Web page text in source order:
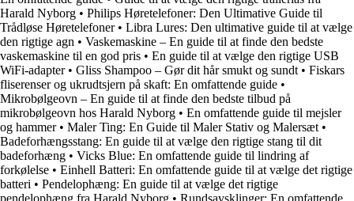
Harald Nyborg • Philips Høretelefoner: Den Ultimative Guide til
Trådløse Høretelefoner• Libra Lures: Den ultimative guide til at vælge
den rigtige agn • Vaskemaskine – En guide til at finde den bedste
vaskemaskine til en god pris • En guide til at vælge den rigtige USB
WiFi-adapter• Gliss Shampoo – Gør dit hår smukt og sundt • Fiskars
fliserenser og ukrudtsjern på skaft: En omfattende guide •
Mikrobølgeovn – En guide til at finde den bedste tilbud på
mikrobølgeovn hos Harald Nyborg • En omfattende guide til mejsler
og hammer• Maler Ting: En Guide til Maler Stativ og Malersæt •
Badeforhængsstang: En guide til at vælge den rigtige stang til dit
badeforhæng • Vicks Blue: En omfattende guide til lindring af
forkølelse • Einhell Batteri: En omfattende guide til at vælge det rigtige
batteri • Pendelophæng: En guide til at vælge det rigtige
pendelophæng fra Harald Nyborg • Rundsavsklinger: En omfattende